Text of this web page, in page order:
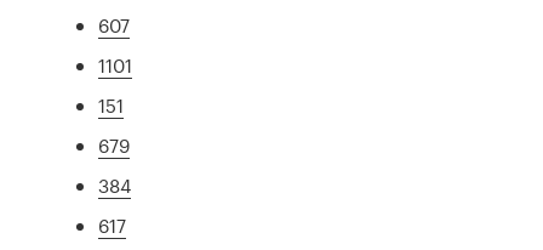
607
1101
151
679
384
617